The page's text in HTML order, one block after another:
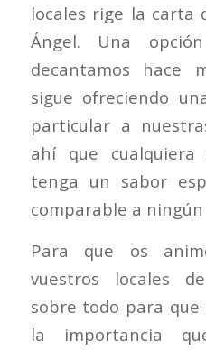
locales rige la carta
Ángel. Una
decantamos hace
sigue ofreciendo
particular a
ahí que
tenga un sabor
comparable a
Para que os
vuestros locales
sobre todo para que
la importancia